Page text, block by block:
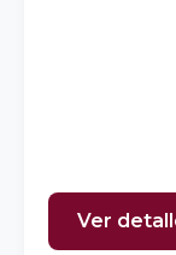
Ver